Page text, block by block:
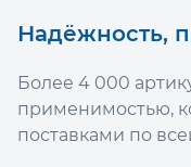
Надёжность,
Более 4 000
применимостью,
поставками по